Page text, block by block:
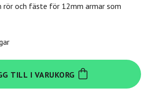
rör och fäste för 12mm armar som
TILL I VARUKORG